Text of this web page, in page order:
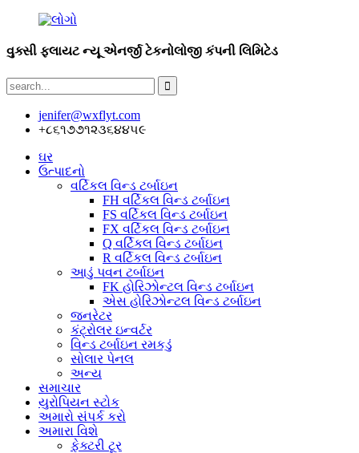
વુક્સી ફ્લાયટ ન્યૂ એનર્જી ટેકનોલોજી કંપની લિમિટેડ
jenifer@wxflyt.com
+૮૬૧૭૭૧૨૩૬૪૪૫૯
ઘર
ઉત્પાદનો
વર્ટિકલ વિન્ડ ટર્બાઇન
FH વર્ટિકલ વિન્ડ ટર્બાઇન
FS વર્ટિકલ વિન્ડ ટર્બાઇન
FX વર્ટિકલ વિન્ડ ટર્બાઇન
Q વર્ટિકલ વિન્ડ ટર્બાઇન
R વર્ટિકલ વિન્ડ ટર્બાઇન
આડું પવન ટર્બાઇન
FK હોરિઝોન્ટલ વિન્ડ ટર્બાઇન
એસ હોરિઝોન્ટલ વિન્ડ ટર્બાઇન
જનરેટર
કંટ્રોલર ઇન્વર્ટર
વિન્ડ ટર્બાઇન રમકડું
સોલાર પેનલ
અન્ય
સમાચાર
યુરોપિયન સ્ટોક
અમારો સંપર્ક કરો
અમારા વિશે
ફેક્ટરી ટૂર